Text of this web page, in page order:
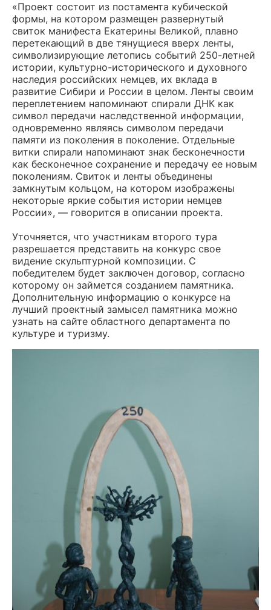
«Проект состоит из постамента кубической
формы, на котором размещен развернутый
свиток манифеста Екатерины Великой, плавно
перетекающий в две тянущиеся вверх ленты,
символизирующие летопись событий 250-летней
истории, культурно-исторического и духовного
наследия российских немцев, их вклада в
развитие Сибири и России в целом. Ленты своим
переплетением напоминают спирали ДНК как
символ передачи наследственной информации,
одновременно являясь символом передачи
памяти из поколения в поколение. Отдельные
витки спирали напоминают знак бесконечности
как бесконечное сохранение и передачу ее новым
поколениям. Свиток и ленты объединены
замкнутым кольцом, на котором изображены
некоторые яркие события истории немцев
России», — говорится в описании проекта.
Уточняется, что участникам второго тура
разрешается представить на конкурс свое
видение скульптурной композиции. С
победителем будет заключен договор, согласно
которому он займется созданием памятника.
Дополнительную информацию о конкурсе на
лучший проектный замысел памятника можно
узнать на сайте областного департамента по
культуре и туризму.